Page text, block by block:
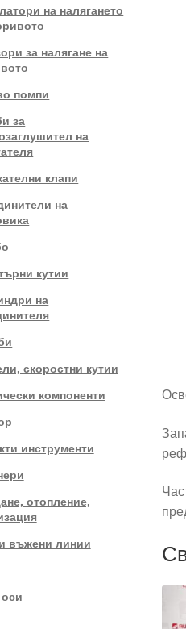
на налягането
за налягане на
помпи
за
на
клапи
на
кутии
на
скоростни кутии
компоненти
инструменти
отопление,
въжени линии